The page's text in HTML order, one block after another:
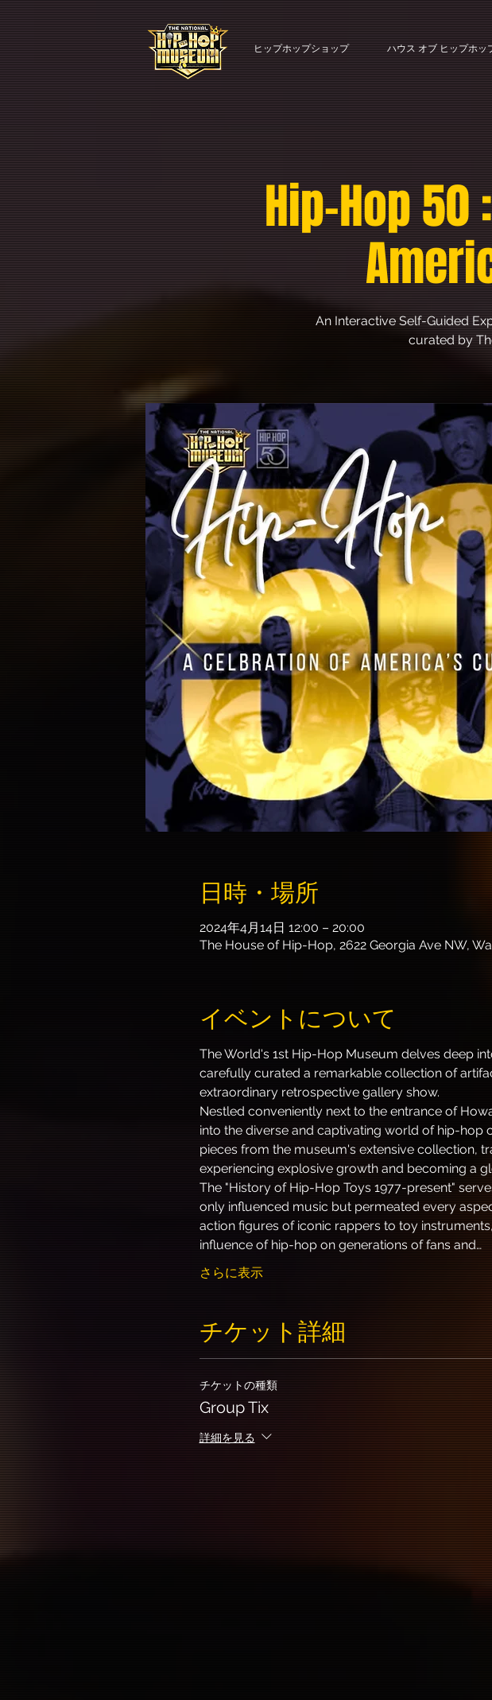
ヒップホップショップ ハウス オブ ヒップホッ
Hip-Hop
An Interactive Self-Guided
curated by
日時・場所
2024年4月14日 12:00 – 20:00
The House of Hip-Hop, 2622 Georgia Ave NW,
イベントについて
The World's 1st Hip-Hop Museum delves deep
carefully curated a remarkable collection of
extraordinary retrospective gallery show.
Nestled conveniently next to the entrance of
into the diverse and captivating world of hip-hop
pieces from the museum's extensive collection,
experiencing explosive growth and becoming a
The "History of Hip-Hop Toys 1977-present"
only influenced music but permeated every
action figures of iconic rappers to toy
influence of hip-hop on generations of fans and…
さらに表示
チケット詳細
チケットの種類
Group Tix
詳細を見る